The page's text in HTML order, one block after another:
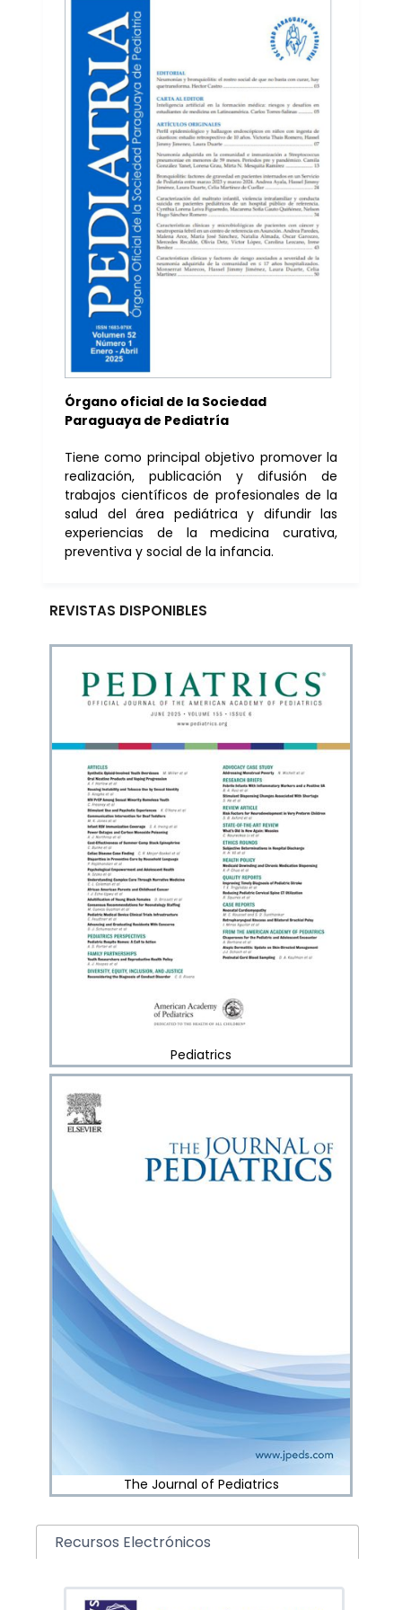
Órgano oficial de la Sociedad
Paraguaya de Pediatría
Tiene como principal objetivo promover la
realización, publicación y difusión de
trabajos científicos de profesionales de la
salud del área pediátrica y difundir las
experiencias de la medicina curativa,
preventiva y social de la infancia.
REVISTAS DISPONIBLES
Pediatrics
The Journal of Pediatrics
Recursos Electrónicos